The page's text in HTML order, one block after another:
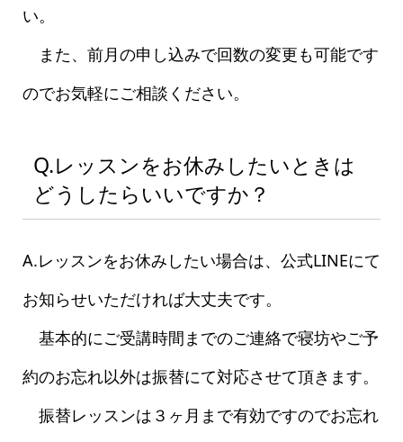
い。
また、前月の申し込みで回数の変更も可能です
のでお気軽にご相談ください。
Q.レッスンをお休みしたいときは
どうしたらいいですか？
A.レッスンをお休みしたい場合は、公式LINEにて
お知らせいただければ大丈夫です。
基本的にご受講時間までのご連絡で寝坊やご予
約のお忘れ以外は振替にて対応させて頂きます。
振替レッスンは３ヶ月まで有効ですのでお忘れ